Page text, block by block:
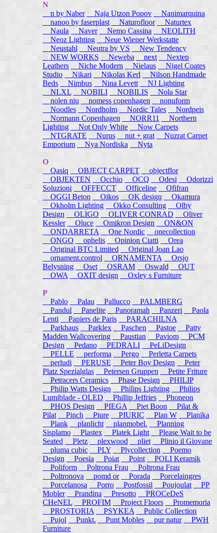
N
n by Naber
Naja Utzon Popov
Nanimarquina
nanoo by faserplast
Naturofloor
Naturtex
Naula
Naver Nemo Cassina
NEOLITH
Neoz Lighting
Neue Wiener Werkstatte
Neustahl
Neutra by VS
New Tendency
NEW WORKS
Neweba next
Nextep
Leathers
Niche Modern Nielaus
Nigel Coates
Studio
Nikari Nikolas Kerl
Nilson Handmade
Beds
Nimbus Nina Levett
NJ Lighting
NLXL
NOBILI NOBILIS
Nola Star
nolen niu
nomess copenhagen
nonuform
Noodles
Nordholm Nordic Tales
Nordpeis
Normann Copenhagen
NORR11
Northern
Lighting
Not Only White
Now Carpets
NTGRATE
Nurus nut + grat
Nuzrat Carpet
Emporium
Nya Nordiska Nyta
O
Oasiq
OBJECT CARPET
objectflor
OBJEKTEN
Occhio OCQ Odesi
Odorizzi
Soluzioni
OFFECCT Officeline
Ofifran
OGGI Beton
Oikos OK design
Okamura
Okholm Lighting
Okko Consulting
Olby
Design
OLIGO OLIVER CONRAD
Oliver
Kessler
Oluce Omikron Design
ON&ON
ONDARRETA
One Nordic
onecollection
ONGO
ophelis Opinion Ciatti
Orea
Original BTC Limited
Original Joan Lao
ornament.control
ORNAMENTA
Orsjo
Belysning
Oset OSRAM Oswald
OUT
OWA
OXIT design Oxley s Furniture
P
Pablo
Palau Pallucco
PALMBERG
Pandul
Panelite Panoramah Panzeri
Paola
Lenti
Papiers de Paris
PARACHILNA
Parkhaus
Parklex Paschen Pastoe
Patty
Madden Wallcovering
Paustian Paviom
PCM
Design
Pedano PEDRALI
PeLiDesign
PELLE
performa Pergo
Perletta Carpets
perludi
PERUSE Peter Boy Design
Peter
Platz Spezialglas
Petersen Gruppen
Petite Friture
Petracers Ceramics
Phase Design
PHILIP
Philip Watts Design
Philips Lighting
Philips
Lumiblade - OLED
Phillip Jeffries
Phoneon
PHOS Design
PIEGA Piet Boon
Pilat &
Pilat
Pinch Piure PIURIC Plan W
Planika
Plank
planlicht planmobel. Planning
Sisplamo
Plastex Platek Light
Please Wait to be
Seated
Pletz plexwood pliet
Plinio il Giovane
pluma cubic
PLY Plycollection
Poemo
Design
Poesia Poiat Point
POLI Keramik
Poliform
Poltrona Frau
Poltrona Frau
Poltronova
pomd or Porada
Porcelaingres
Porcelanosa
Porro Postfossil Poujoulat
PP
Mobler
Prandina Presotto
PROCeDeS
CHeNEL
PROFIM Project Floors
Promemoria
PROSTORIA
PSYKEA
Public Collection
Pujol
Punkt. Punt Mobles pur natur
PWH
Furniture